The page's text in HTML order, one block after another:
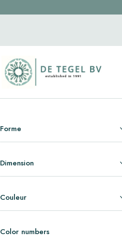
Forme
Dimension
Couleur
Color numbers